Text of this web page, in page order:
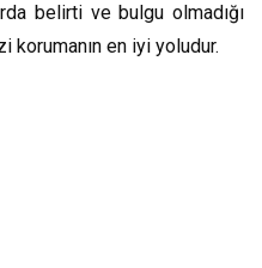
belirti ve bulgu olmadığı
korumanın en iyi yoludur.